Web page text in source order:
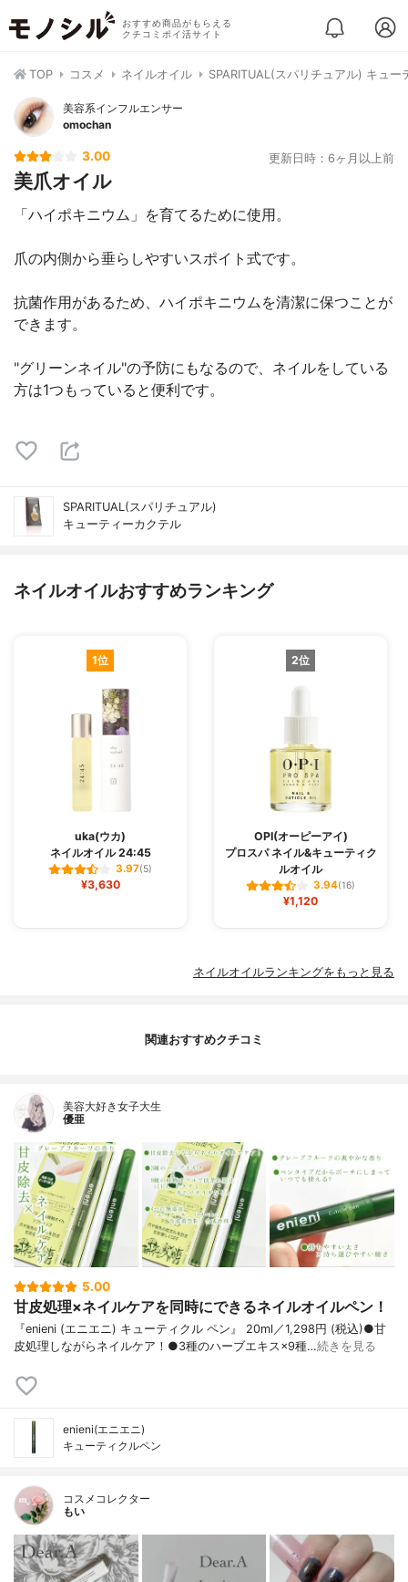
おすすめ商品がもらえる
クチコミポイ活サイト
TOP コスメ ネイルオイル SPARITUAL(スパリチュアル) キュー
美容系インフルエンサー
omochan
3.00 更新日時：6ヶ月以上前
美爪オイル
「ハイポキニウム」を育てるために使用。
爪の内側から垂らしやすいスポイト式です。
抗菌作用があるため、ハイポキニウムを清潔に保つことが
できます。
"グリーンネイル"の予防にもなるので、ネイルをしている
方は1つもっていると便利です。
SPARITUAL(スパリチュアル)
キューティーカクテル
ネイルオイルおすすめランキング
1位
uka(ウカ)
ネイルオイル 24:45
3.97(5)
¥3,630
2位
OPI(オーピーアイ)
プロスパ ネイル&キューティク
ルオイル
3.94(16)
¥1,120
ネイルオイルランキングをもっと見る
関連おすすめクチコミ
美容大好き女子大生
優亜
5.00
甘皮処理×ネイルケアを同時にできるネイルオイルペン！
『enieni (エニエニ) キューティクル ペン』 20ml／1,298円 (税込)●甘
皮処理しながらネイルケア！●3種のハーブエキス×9種…続きを見る
enieni(エニエニ)
キューティクルペン
コスメコレクター
もい